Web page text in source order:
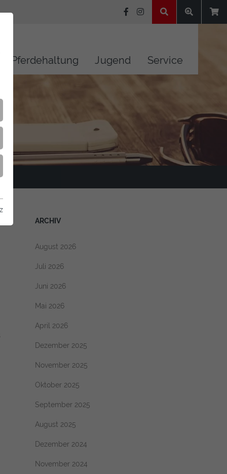
Pferdehaltung Jugend Service
ARCHIV
August 2026
Juli 2026
Juni 2026
Mai 2026
April 2026
Dezember 2025
November 2025
Oktober 2025
September 2025
August 2025
Dezember 2024
November 2024